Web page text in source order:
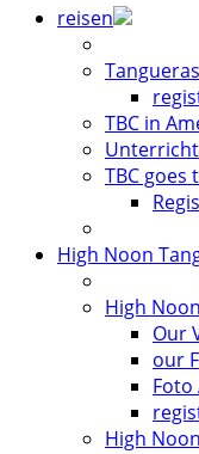
reisen
TBC in
TBC goes
High Noon
High
Our
our
Foto
High